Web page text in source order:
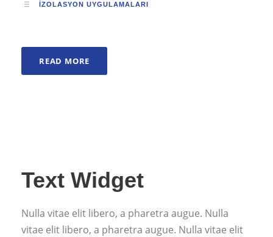
İZOLASYON UYGULAMALARI
READ MORE
Text Widget
Nulla vitae elit libero, a pharetra augue. Nulla
vitae elit libero, a pharetra augue. Nulla vitae elit